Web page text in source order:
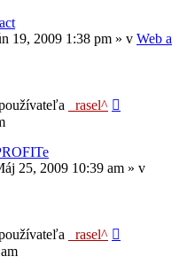
19, 2009 1:38 pm » v Web a
_rasel^
25, 2009 10:39 am » v
_rasel^